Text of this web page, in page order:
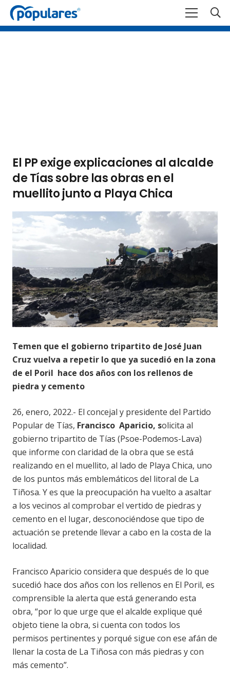
El PP exige explicaciones al alcalde
de Tías sobre las obras en el
muellito junto a Playa Chica
Temen que el gobierno tripartito de José Juan
Cruz vuelva a repetir lo que ya sucedió en la zona
de el Poril hace dos años con los rellenos de
piedra y cemento
26, enero, 2022.- El concejal y presidente del Partido
Popular de Tías, Francisco Aparicio, solicita al
gobierno tripartito de Tías (Psoe-Podemos-Lava)
que informe con claridad de la obra que se está
realizando en el muellito, al lado de Playa Chica, uno
de los puntos más emblemáticos del litoral de La
Tiñosa. Y es que la preocupación ha vuelto a asaltar
a los vecinos al comprobar el vertido de piedras y
cemento en el lugar, desconociéndose que tipo de
actuación se pretende llevar a cabo en la costa de la
localidad.
Francisco Aparicio considera que después de lo que
sucedió hace dos años con los rellenos en El Poril, es
comprensible la alerta que está generando esta
obra, “por lo que urge que el alcalde explique qué
objeto tiene la obra, si cuenta con todos los
permisos pertinentes y porqué sigue con ese afán de
llenar la costa de La Tiñosa con más piedras y con
más cemento”.